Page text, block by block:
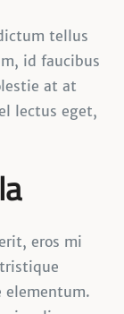
tellus
id faucibus
at at
lectus eget,
eros mi
elementum.